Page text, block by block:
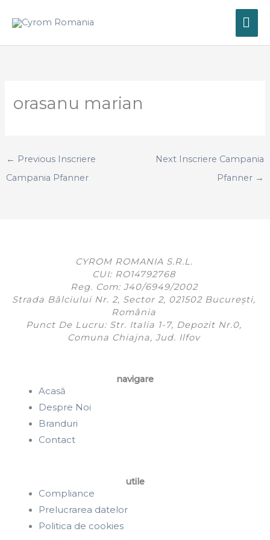
content
orasanu marian
← Previous Inscriere
Campania Pfanner
Next Inscriere Campania
Pfanner →
CYROM ROMANIA S.R.L.
CUI: RO14792768
Reg. Com: J40/6949/2002
Strada Bâlciului Nr. 2, Sector 2, 021502 București,
România
Punct De Lucru: Str. Italia 1-7, Depozit Nr.0,
Comuna Chiajna, Jud. Ilfov
navigare
Acasă
Despre Noi
Branduri
Contact
utile
Compliance
Prelucrarea datelor
Politica de cookies